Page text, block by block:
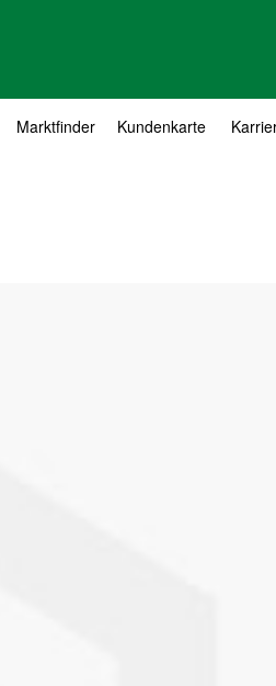
Marktfinder Kundenkarte